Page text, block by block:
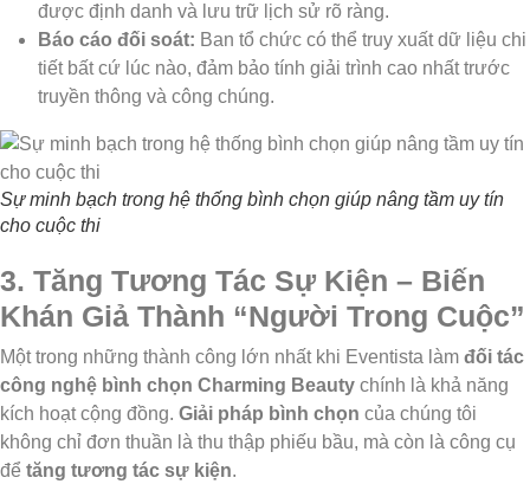
được định danh và lưu trữ lịch sử rõ ràng.
Báo cáo đối soát: Ban tổ chức có thể truy xuất dữ liệu chi
tiết bất cứ lúc nào, đảm bảo tính giải trình cao nhất trước
truyền thông và công chúng.
Sự minh bạch trong hệ thống bình chọn giúp nâng tầm uy tín
cho cuộc thi
3. Tăng Tương Tác Sự Kiện – Biến
Khán Giả Thành “Người Trong Cuộc”
Một trong những thành công lớn nhất khi Eventista làm đối tác
công nghệ bình chọn Charming Beauty chính là khả năng
kích hoạt cộng đồng. Giải pháp bình chọn của chúng tôi
không chỉ đơn thuần là thu thập phiếu bầu, mà còn là công cụ
để tăng tương tác sự kiện.